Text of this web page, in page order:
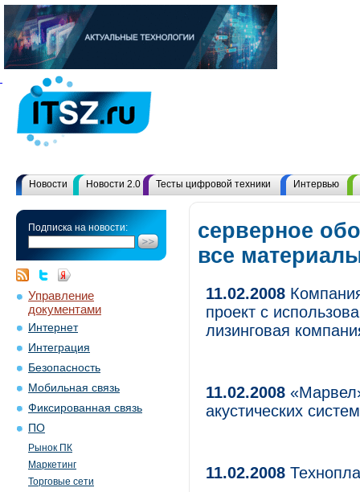
Новости Новости 2.0 Тесты цифровой техники Интервью
Подписка на новости:
Управление
документами
Интернет
Интеграция
Безопасность
Мобильная связь
Фиксированная связь
ПО
Рынок ПК
Маркетинг
Торговые сети
серверное
все
11.02.2008
проект с
лизинговая
11.02.2008
акустических
11.02.2008